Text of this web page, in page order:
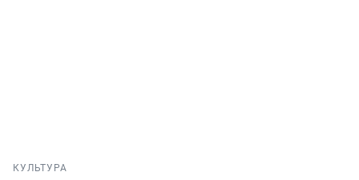
КУЛЬТУРА